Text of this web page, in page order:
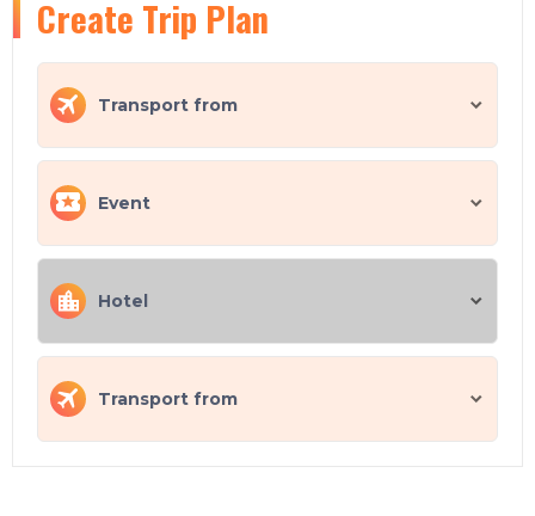
Create Trip Plan
Transport from
Event
Hotel
Transport from